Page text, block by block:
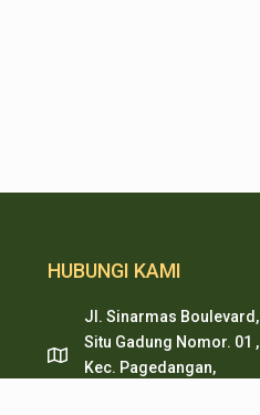
HUBUNGI KAMI
Jl. Sinarmas Boulevard,
Situ Gadung Nomor. 01 ,
Kec. Pagedangan,